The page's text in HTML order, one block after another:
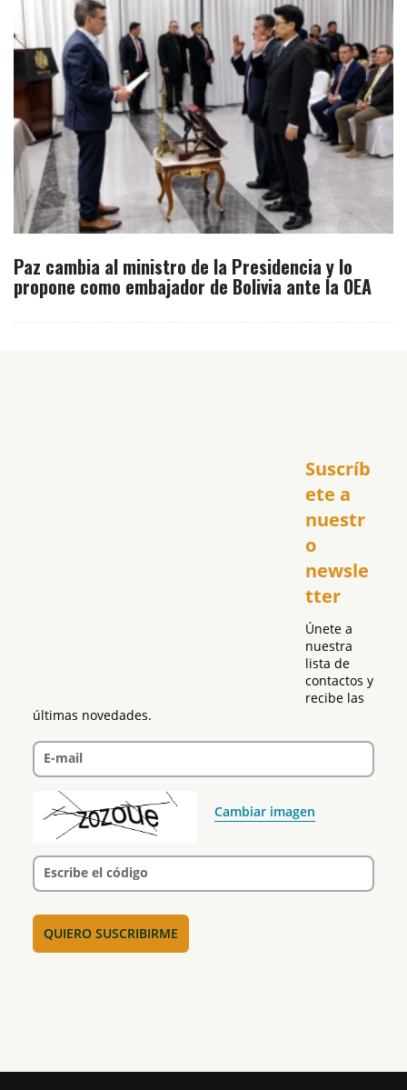
Paz cambia al ministro de la Presidencia y lo
propone como embajador de Bolivia ante la OEA
Suscríb
ete a
nuestr
o
newsle
tter
Únete a
nuestra
lista de
contactos y
recibe las
últimas novedades.
E-mail
Cambiar imagen
Escribe el código